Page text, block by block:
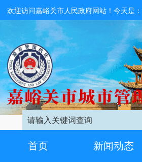
欢迎访问嘉峪关市人民政府网站！今天是
首页 新闻动态